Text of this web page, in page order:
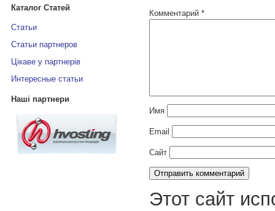
Каталог Статей
Статьи
Статьи партнеров
Цікаве у партнерів
Интересные статьи
Наші партнери
Комментарий *
Имя
Email
Сайт
Этот сайт